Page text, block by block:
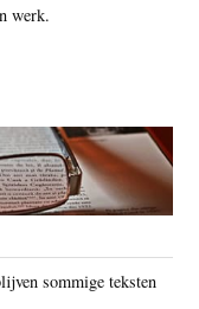
werk.
sommige teksten